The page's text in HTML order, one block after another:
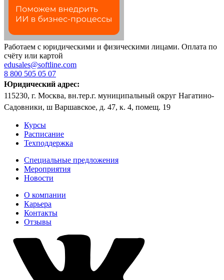
Работаем с юридическими и физическими лицами. Оплата по
счёту или картой
edusales@softline.com
8 800 505 05 07
Юридический адрес:
115230, г. Москва, вн.тер.г. муниципальный округ Нагатино-
Садовники, ш Варшавское, д. 47, к. 4, помещ. 19
Курсы
Расписание
Техподдержка
Специальные предложения
Мероприятия
Новости
О компании
Карьера
Контакты
Отзывы